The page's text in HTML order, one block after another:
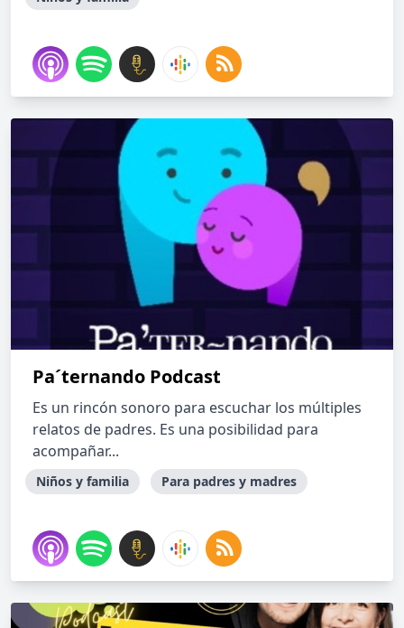
Pa´ternando Podcast
Es un rincón sonoro para escuchar los múltiples
relatos de padres. Es una posibilidad para
acompañar...
Niños y familia Para padres y madres